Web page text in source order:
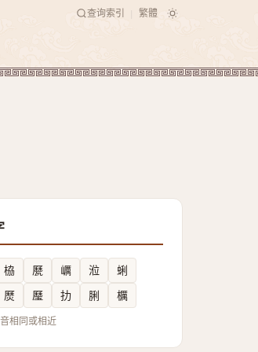
查询索引 繁體
栛 㽁 巁 涖
蜊
㷴 㻺 扐 脷 櫔
相同或相近